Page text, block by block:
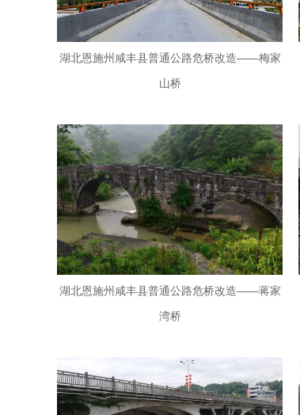
湖北恩施州咸丰县普通公路危桥改造——梅家
山桥
湖北恩施州咸丰县普通公路危桥改造——蒋家
湾桥